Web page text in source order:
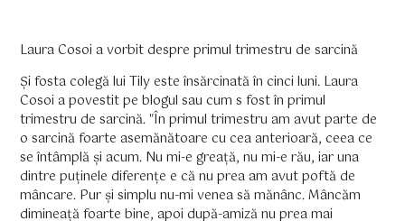
Laura Cosoi a vorbit despre primul trimestru de sarcină
Și fosta colegă lui Tily este însărcinată în cinci luni. Laura
Cosoi a povestit pe blogul sau cum s fost în primul
trimestru de sarcină. "În primul trimestru am avut parte de
o sarcină foarte asemănătoare cu cea anterioară, ceea ce
se întâmplă și acum. Nu mi-e greață, nu mi-e rău, iar una
dintre puținele diferențe e că nu prea am avut poftă de
mâncare. Pur și simplu nu-mi venea să mănânc. Mâncăm
dimineață foarte bine, apoi după-amiză nu prea mai